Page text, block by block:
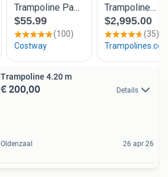
Trampoline 4.20 m
€ 200,00 Details
Oldenzaal 26 apr 26